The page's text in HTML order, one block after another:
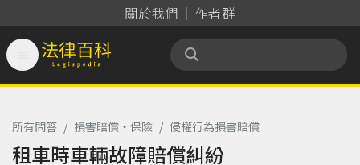
關於我們 作者群
法律百科 Legispedia
所有問答 / 損害賠償‧保險 / 侵權行為損害賠償
租車時車輛故障賠償糾紛